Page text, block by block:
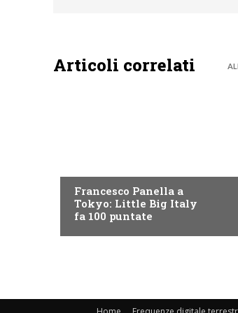
Articoli correlati ALL
Francesco Panella a
Tokyo: Little Big Italy
fa 100 puntate